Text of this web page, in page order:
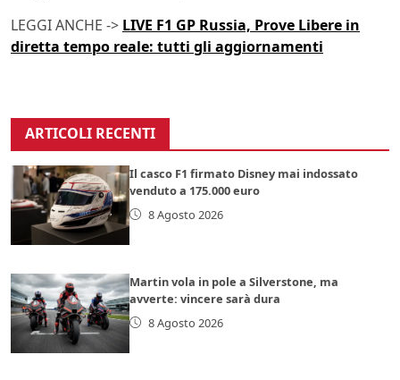
LEGGI ANCHE -> LIVE F1 GP Russia, Prove Libere in
diretta tempo reale: tutti gli aggiornamenti
ARTICOLI RECENTI
Il casco F1 firmato Disney mai indossato
venduto a 175.000 euro
8 Agosto 2026
Martin vola in pole a Silverstone, ma
avverte: vincere sarà dura
8 Agosto 2026